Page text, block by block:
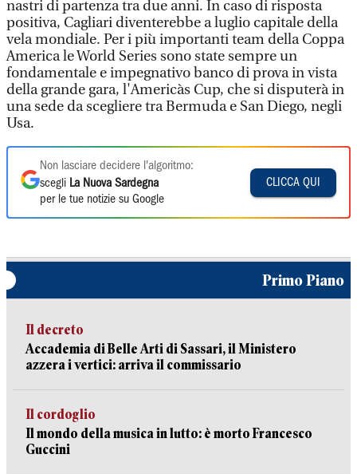
nastri di partenza tra due anni. In caso di risposta
positiva, Cagliari diventerebbe a luglio capitale della
vela mondiale. Per i più importanti team della Coppa
America le World Series sono state sempre un
fondamentale e impegnativo banco di prova in vista
della grande gara, l'Americàs Cup, che si disputerà in
una sede da scegliere tra Bermuda e San Diego, negli
Usa.
Non lasciare decidere l'algoritmo:
scegli La Nuova Sardegna
per le tue notizie su Google
CLICCA QUI
Primo Piano
Il decreto
Accademia di Belle Arti di Sassari, il Ministero
azzera i vertici: arriva il commissario
Il cordoglio
Il mondo della musica in lutto: è morto Francesco
Guccini